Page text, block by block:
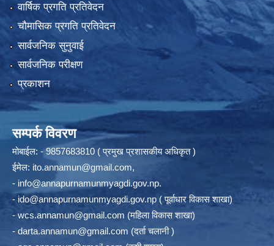
वार्षिक प्रगति प्रतिवेदन
चौमासिक प्रगति प्रतिवेदन
सार्वजनिक सुनुवाई
सार्वजनिक परीक्षण
प्रकाशन
सम्पर्क विवरण
मोबाईल: - 9857683810 ( प्रमुख प्रशासकीय अधिकृत )
ईमेल: ito.annamun@gmail.com,
- info@annapurnamunmyagdi.gov.np.
- ido@annapurnamunmyagdi.gov.np ( पूर्वाधार विकास शाखा)
- wcs.annamun@gmail.com (महिला विकास शाखा)
- darta.annamun@gmail.com (दर्ता चलानी )